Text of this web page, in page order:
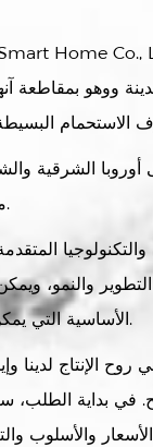
ووهو
الشرقية
من أكثر من 20 دولة ومنطقة.
والنمو،
الأساسية التي يمكن للمستخدمين الاعتماد عليها.
في بداية
والأسلوب